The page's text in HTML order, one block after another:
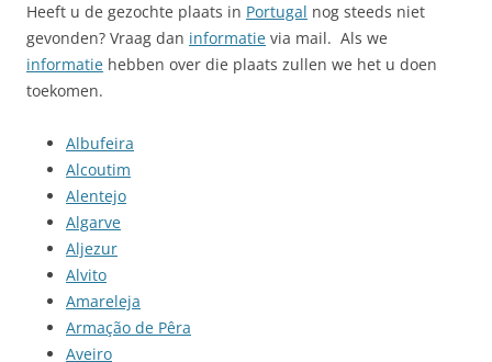
Heeft u de gezochte plaats in Portugal nog steeds niet
gevonden? Vraag dan informatie via mail. Als we
informatie hebben over die plaats zullen we het u doen
toekomen.
Albufeira
Alcoutim
Alentejo
Algarve
Aljezur
Alvito
Amareleja
Armação de Pêra
Aveiro